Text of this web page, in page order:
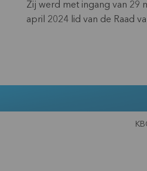
Zij werd met ingang van 29
april 2024 lid van de Raad